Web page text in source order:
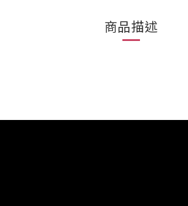
商品描述